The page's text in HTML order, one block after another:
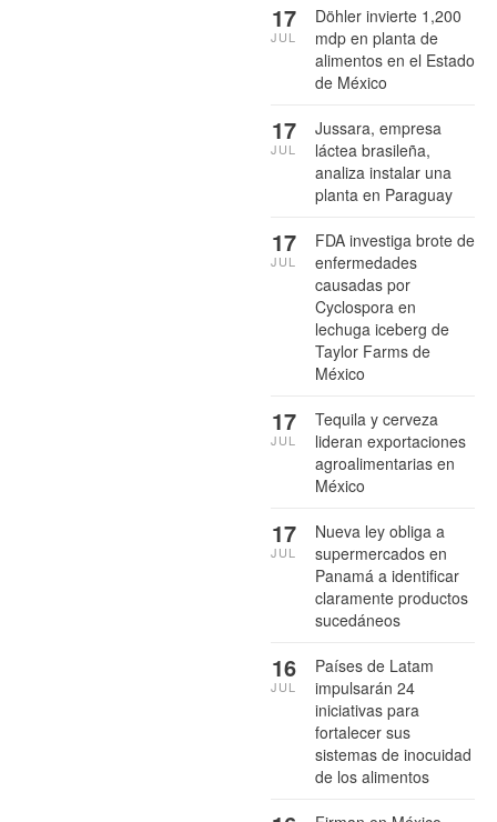
Döhler invierte 1,200
mdp en planta de
alimentos en el Estado
de México
17
JUL
Jussara, empresa
láctea brasileña,
analiza instalar una
planta en Paraguay
17
JUL
FDA investiga brote de
enfermedades
causadas por
Cyclospora en
lechuga iceberg de
Taylor Farms de
México
17
JUL
Tequila y cerveza
lideran exportaciones
agroalimentarias en
México
17
JUL
Nueva ley obliga a
supermercados en
Panamá a identificar
claramente productos
sucedáneos
17
JUL
Países de Latam
impulsarán 24
iniciativas para
fortalecer sus
sistemas de inocuidad
de los alimentos
16
JUL